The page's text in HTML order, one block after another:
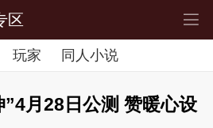
区
玩家 同人小说
月28日公测 赞暖心设